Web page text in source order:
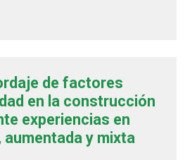
de factores
en la construcción
experiencias en
y mixta